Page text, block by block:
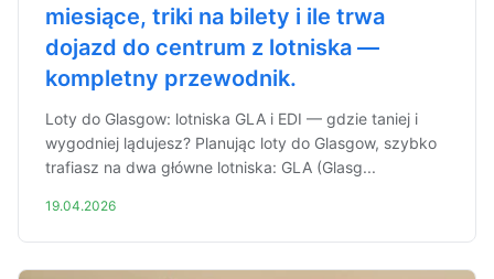
miesiące, triki na bilety i ile trwa
dojazd do centrum z lotniska —
kompletny przewodnik.
Loty do Glasgow: lotniska GLA i EDI — gdzie taniej i
wygodniej lądujesz? Planując loty do Glasgow, szybko
trafiasz na dwa główne lotniska: GLA (Glasg...
19.04.2026